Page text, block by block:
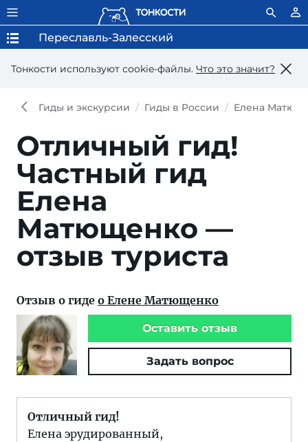
Тонкости используют сookie-файлы. Что это значит?
Переславль-Залесский
Гиды и экскурсии Гиды в России Елена
Отличный гид!
Частный гид
Елена
Матющенко —
отзыв туриста
Отзыв о гиде о Елене Матющенко
Оставить отзыв
Задать вопрос
Отличный гид!
Елена эрудированный,